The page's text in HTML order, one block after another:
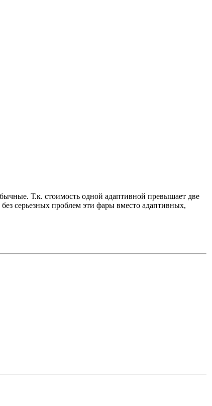
Т.к. стоимость одной адаптивной превышает две
серьезных проблем эти фары вместо адаптивных,